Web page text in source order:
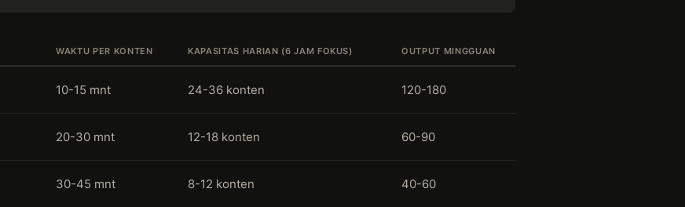
WAKTU PER KONTEN KAPASITAS HARIAN (6 JAM FOKUS) OUTPUT MINGGUAN
10-15 mnt 24-36 konten 120-180
20-30 mnt 12-18 konten 60-90
30-45 mnt 8-12 konten 40-60